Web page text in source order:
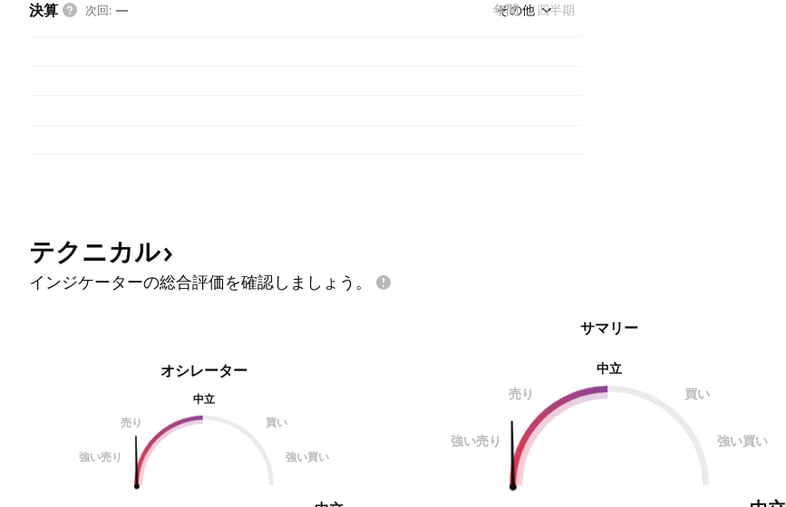
決算 次回: — 年間 四半期
その他
テクニカル
インジケーターの総合評価を確認しましょう。
オシレーター
中立
売り
買い
強い売り 強い買い
サマリー
中立
売り
買い
強い売り 強い買い